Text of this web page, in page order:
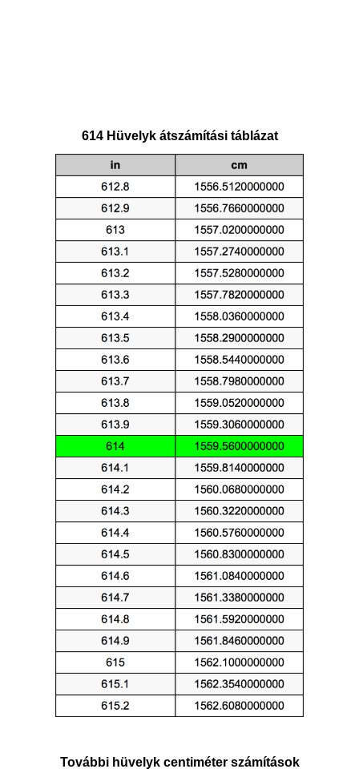
614 Hüvelyk átszámítási táblázat
További hüvelyk centiméter számítások